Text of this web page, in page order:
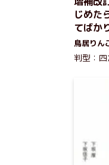
じめた
てばか
鳥居りん
判型：